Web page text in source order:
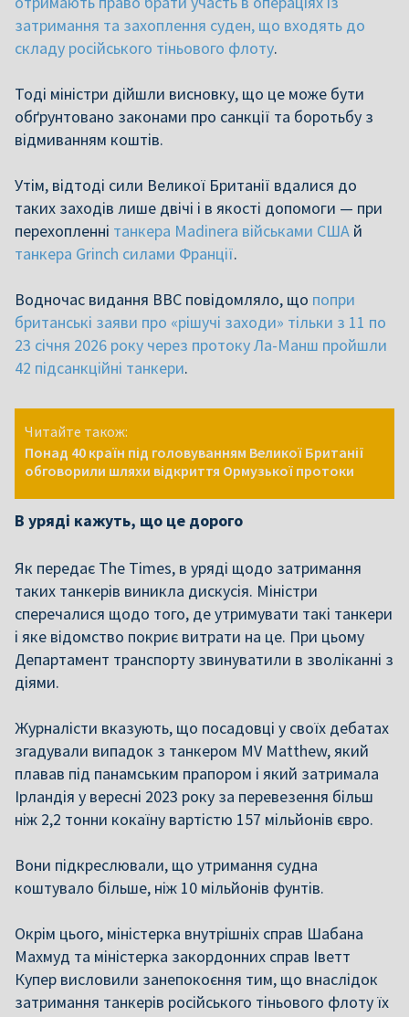
затримання та захоплення суден, що входять до
складу російського тіньового флоту.
Тоді міністри дійшли висновку, що це може бути
обґрунтовано законами про санкції та боротьбу з
відмиванням коштів.
Утім, відтоді сили Великої Британії вдалися до
таких заходів лише двічі і в якості допомоги — при
перехопленні танкера Madinera військами США й
танкера Grinch силами Франції.
Водночас видання BBC повідомляло, що попри
британські заяви про «рішучі заходи» тільки з 11 по
23 січня 2026 року через протоку Ла-Манш пройшли
42 підсанкційні танкери.
Читайте також:
Понад 40 країн під головуванням Великої Британії
обговорили шляхи відкриття Ормузької протоки
В уряді кажуть, що це дорого
Як передає The Times, в уряді щодо затримання
таких танкерів виникла дискусія. Міністри
сперечалися щодо того, де утримувати такі танкери
і яке відомство покриє витрати на це. При цьому
Департамент транспорту звинуватили в зволіканні з
діями.
Журналісти вказують, що посадовці у своїх дебатах
згадували випадок з танкером MV Matthew, який
плавав під панамським прапором і який затримала
Ірландія у вересні 2023 року за перевезення більш
ніж 2,2 тонни кокаїну вартістю 157 мільйонів євро.
Вони підкреслювали, що утримання судна
коштувало більше, ніж 10 мільйонів фунтів.
Окрім цього, міністерка внутрішніх справ Шабана
Махмуд та міністерка закордонних справ Іветт
Купер висловили занепокоєння тим, що внаслідок
затримання танкерів російського тіньового флоту їх